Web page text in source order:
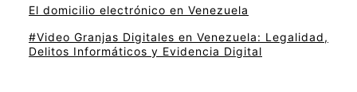
El domicilio electrónico en Venezuela
#Video Granjas Digitales en Venezuela: Legalidad,
Delitos Informáticos y Evidencia Digital